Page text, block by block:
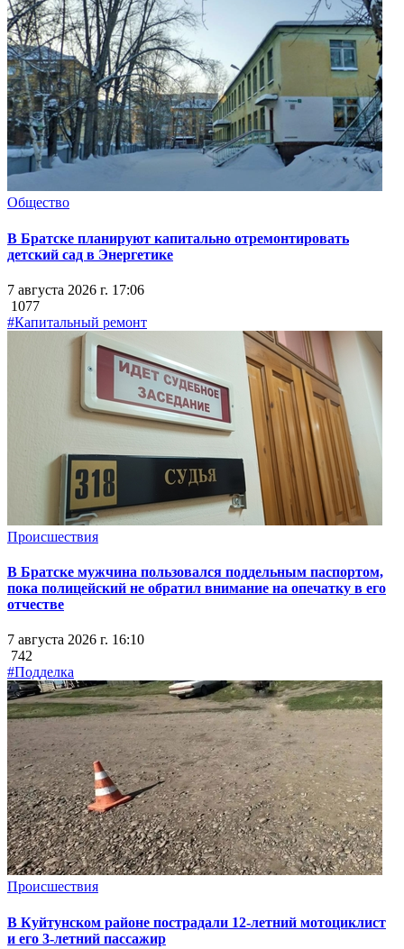
Общество
В Братске планируют капитально отремонтировать
детский сад в Энергетике
7 августа 2026 г. 17:06
1077
#Капитальный ремонт
Происшествия
В Братске мужчина пользовался поддельным паспортом,
пока полицейский не обратил внимание на опечатку в его
отчестве
7 августа 2026 г. 16:10
742
#Подделка
Происшествия
В Куйтунском районе пострадали 12-летний мотоциклист
и его 3-летний пассажир